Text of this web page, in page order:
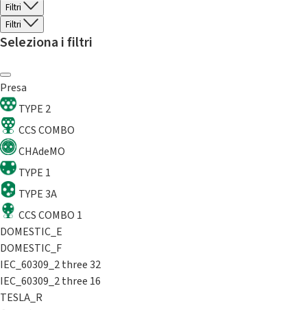
Filtri
Filtri
Seleziona i filtri
Presa
TYPE 2
CCS COMBO
CHAdeMO
TYPE 1
TYPE 3A
CCS COMBO 1
DOMESTIC_E
DOMESTIC_F
IEC_60309_2 three 32
IEC_60309_2 three 16
TESLA_R